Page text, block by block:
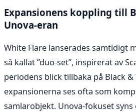
Expansionens koppling till
Unova-eran
White Flare lanserades samtidigt
så kallat ”duo-set”, inspirerat av
periodens blick tillbaka på Black &
expansionerna ses ofta som
samlarobjekt. Unova-fokuset